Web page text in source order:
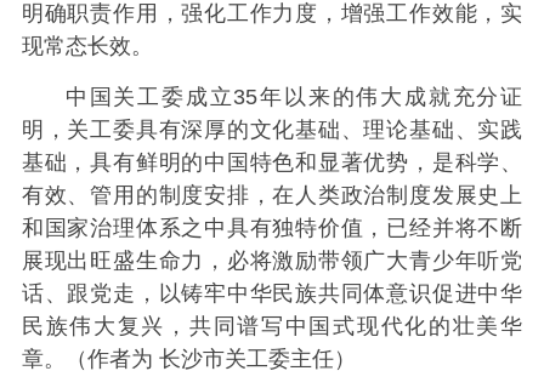
明确职责作用，强化工作力度，增强工作效能，实
现常态长效。
中国关工委成立35年以来的伟大成就充分证
明，关工委具有深厚的文化基础、理论基础、实践
基础，具有鲜明的中国特色和显著优势，是科学、
有效、管用的制度安排，在人类政治制度发展史上
和国家治理体系之中具有独特价值，已经并将不断
展现出旺盛生命力，必将激励带领广大青少年听党
话、跟党走，以铸牢中华民族共同体意识促进中华
民族伟大复兴，共同谱写中国式现代化的壮美华
章。（作者为 长沙市关工委主任）